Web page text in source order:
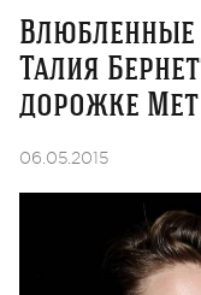
Влюбленные
Талия
дорожке Met
06.05.2015